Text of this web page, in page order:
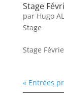
Stage
par Hugo
Stage
Stage
« Entrées